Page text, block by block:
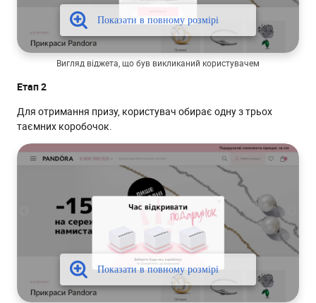
Вигляд віджета, що був викликаний користувачем
Етап 2
Для отримання призу, користувач обирає одну з трьох
таємних коробочок.